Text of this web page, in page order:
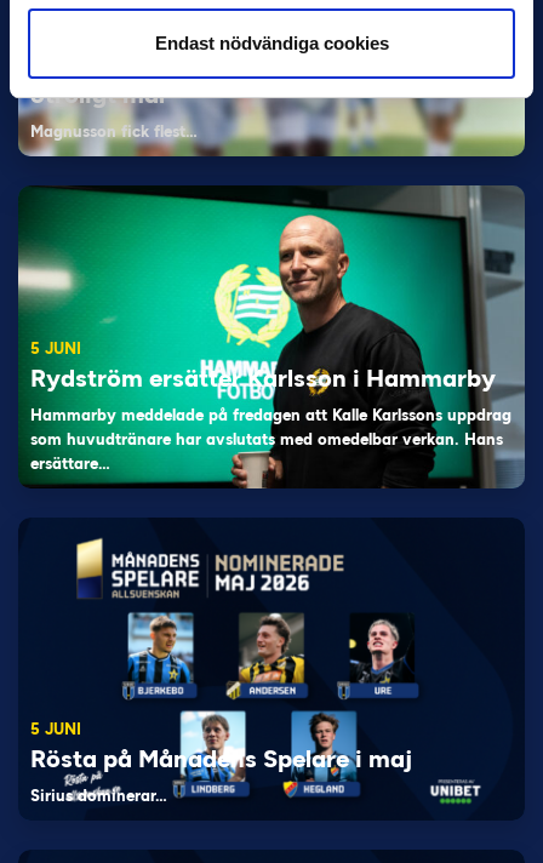
Endast nödvändiga cookies
Han nätade snyggast i maj: “Ett alldeles
otroligt mål”
Magnusson fick flest…
5 JUNI
Rydström ersätter Karlsson i Hammarby
Hammarby meddelade på fredagen att Kalle Karlssons uppdrag
som huvudtränare har avslutats med omedelbar verkan. Hans
ersättare…
5 JUNI
Rösta på Månadens Spelare i maj
Sirius dominerar…